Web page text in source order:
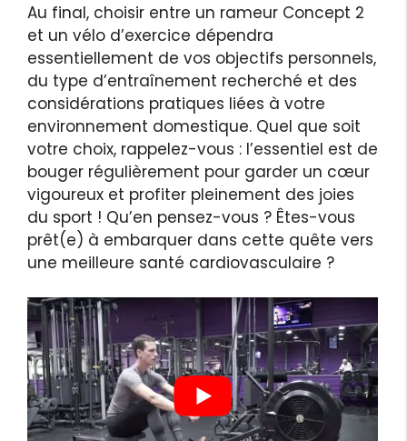
Au final, choisir entre un rameur Concept 2
et un vélo d’exercice dépendra
essentiellement de vos objectifs personnels,
du type d’entraînement recherché et des
considérations pratiques liées à votre
environnement domestique. Quel que soit
votre choix, rappelez-vous : l’essentiel est de
bouger régulièrement pour garder un cœur
vigoureux et profiter pleinement des joies
du sport ! Qu’en pensez-vous ? Êtes-vous
prêt(e) à embarquer dans cette quête vers
une meilleure santé cardiovasculaire ?